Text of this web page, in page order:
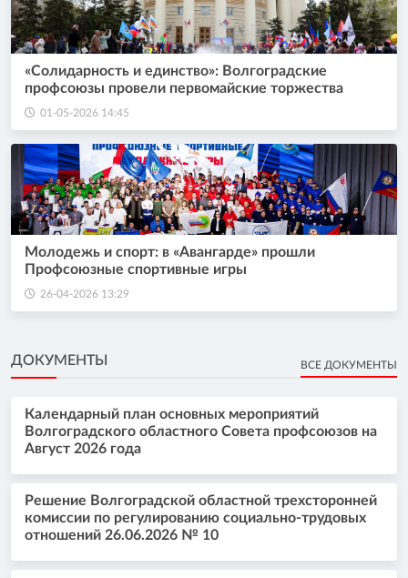
«Солидарность и единство»: Волгоградские
профсоюзы провели первомайские торжества
01-05-2026 14:45
Молодежь и спорт: в «Авангарде» прошли
Профсоюзные спортивные игры
26-04-2026 13:29
ДОКУМЕНТЫ ВСЕ ДОКУМЕНТЫ
Календарный план основных мероприятий
Волгоградского областного Совета профсоюзов на
Август 2026 года
Решение Волгоградской областной трехсторонней
комиссии по регулированию социально-трудовых
отношений 26.06.2026 № 10